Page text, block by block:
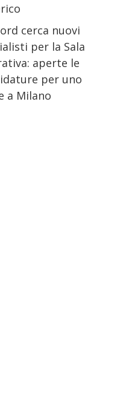
cerca nuovi
per la Sala
aperte le
per uno
a Milano